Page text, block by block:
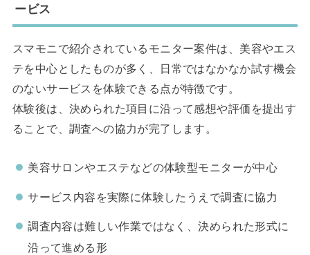
ービス
スマモニで紹介されているモニター案件は、美容やエス
テを中心としたものが多く、日常ではなかなか試す機会
のないサービスを体験できる点が特徴です。
体験後は、決められた項目に沿って感想や評価を提出す
ることで、調査への協力が完了します。
美容サロンやエステなどの体験型モニターが中心
サービス内容を実際に体験したうえで調査に協力
調査内容は難しい作業ではなく、決められた形式に
沿って進める形